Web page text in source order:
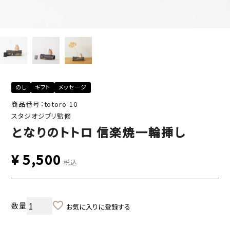
のし ギフト メッセージ
商品番号：totoro-10
スタジオジブリ監修
となりのトトロ 信楽焼一輪挿し
¥5,500 税込
お気に入りに登録する